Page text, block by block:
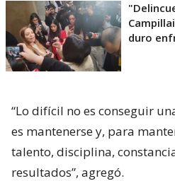
duro
“Lo difícil no es conseguir
es mantenerse y, para
talento, disciplina,
resultados”, agregó.